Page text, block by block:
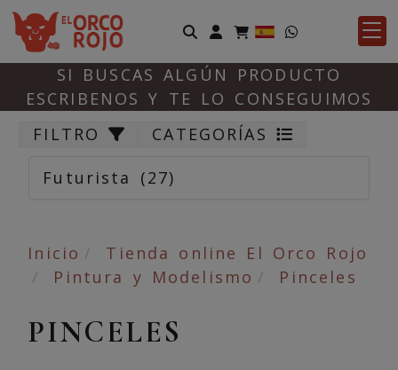
Identifícate
SI BUSCAS ALGÚN PRODUCTO
ESCRIBENOS Y TE LO CONSEGUIMOS
FILTRO
CATEGORÍAS
Futurista (27)
Inicio
Tienda online El Orco Rojo
Pintura y Modelismo
Pinceles
PINCELES